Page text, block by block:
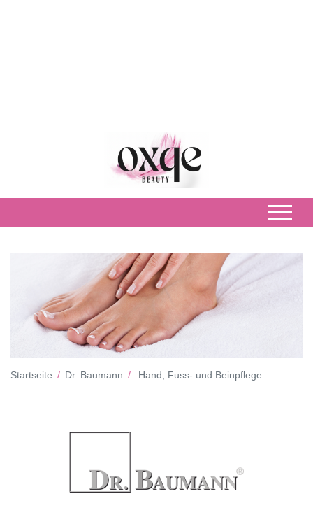
Startseite Dr. Baumann Hand, Fuss- und Beinpflege